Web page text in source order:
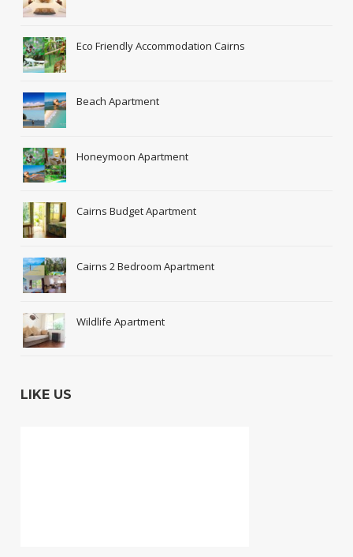
Eco Friendly Accommodation Cairns
Beach Apartment
Honeymoon Apartment
Cairns Budget Apartment
Cairns 2 Bedroom Apartment
Wildlife Apartment
LIKE US